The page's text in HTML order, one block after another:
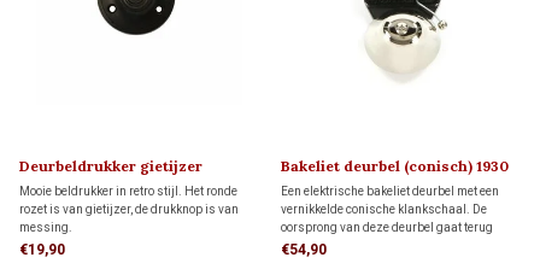
Deurbeldrukker gietijzer
Mooie beldrukker in retro stijl. Het ronde
rozet is van gietijzer, de drukknop is van
messing.
€19,90
Bakeliet deurbel (conisch) 1930
Een elektrische bakeliet deurbel met een
vernikkelde conische klankschaal. De
oorsprong van deze deurbel gaat terug
naar de jaren '30 van de vorige eeuw en is
€54,90